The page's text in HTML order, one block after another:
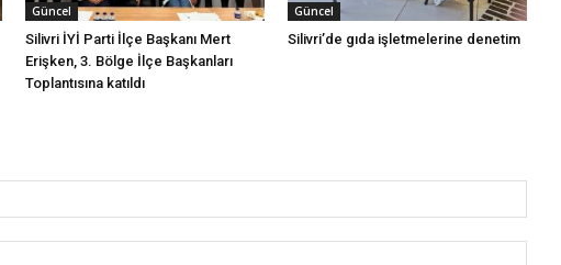
Güncel
Silivri İYİ Parti İlçe Başkanı Mert
Erişken, 3. Bölge İlçe Başkanları
Toplantısına katıldı
Güncel
Silivri’de gıda işletmelerine denetim